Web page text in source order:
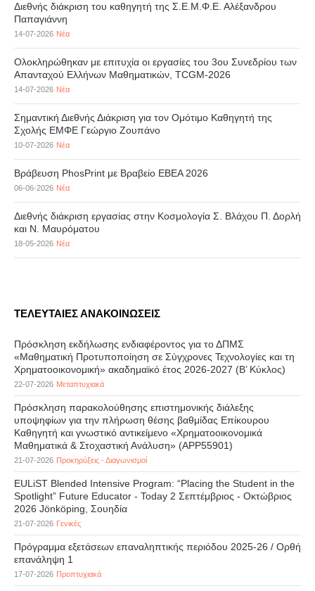
Διεθνής διάκριση του καθηγητή της Σ.Ε.Μ.Φ.Ε. Αλέξανδρου
Παπαγιάννη
14-07-2026 Νέα
Ολοκληρώθηκαν με επιτυχία οι εργασίες του 3ου Συνεδρίου των
Απανταχού Ελλήνων Μαθηματικών, TCGM-2026
14-07-2026 Νέα
Σημαντική Διεθνής Διάκριση για τον Ομότιμο Καθηγητή της
Σχολής ΕΜΦΕ Γεώργιο Ζουπάνο
10-07-2026 Νέα
Βράβευση PhosPrint με Βραβείο ΕΒΕΑ 2026
06-06-2026 Νέα
Διεθνής διάκριση εργασίας στην Κοσμολογία Σ. Βλάχου Π. Δορλή
και Ν. Μαυρόματου
18-05-2026 Νέα
ΤΕΛΕΥΤΑΙΕΣ ΑΝΑΚΟΙΝΩΣΕΙΣ
Πρόσκληση εκδήλωσης ενδιαφέροντος για το ΔΠΜΣ
«Μαθηματική Προτυποποίηση σε Σύγχρονες Τεχνολογίες και τη
Χρηματοοικονομική» ακαδημαϊκό έτος 2026-2027 (B’ Kύκλος)
22-07-2026 Μεταπτυχιακά
Πρόσκληση παρακολούθησης επιστημονικής διάλεξης
υποψηφίων για την πλήρωση θέσης βαθμίδας Επίκουρου
Καθηγητή και γνωστικό αντικείμενο «Χρηματοοικονομικά
Μαθηματικά & Στοχαστική Ανάλυση» (APP55901)
21-07-2026 Προκηρύξεις - Διαγωνισμοί
EULiST Blended Intensive Program: “Placing the Student in the
Spotlight” Future Educator - Today 2 Σεπτέμβριος - Οκτώβριος
2026 Jönköping, Σουηδία
21-07-2026 Γενικές
Πρόγραμμα εξετάσεων επαναληπτικής περιόδου 2025-26 / Ορθή
επανάληψη 1
17-07-2026 Προπτυχιακά